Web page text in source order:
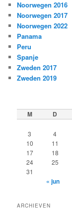
Noorwegen 2016
Noorwegen 2017
Noorwegen 2022
Panama
Peru
Spanje
Zweden 2017
Zweden 2019
M D
3
4
10
11
17
18
24
25
31
« jun
ARCHIEVEN